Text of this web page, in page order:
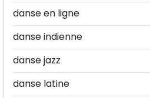
danse en ligne
danse indienne
danse jazz
danse latine